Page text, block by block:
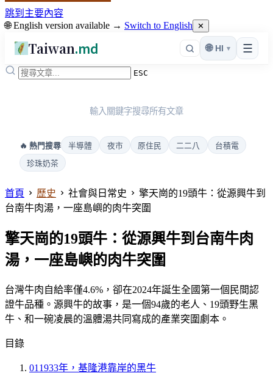
跳到主要內容
🌐 English version available → Switch to English ✕
Taiwan.md ☰
🌐 HI ▾
ESC
輸入關鍵字搜尋所有文章
🔥 熱門搜尋 半導體 夜市 原住民 二二八
台積電
珍珠奶茶
首頁 歷史 社會與日常史
擎天崗的19頭牛：從源興牛到
台南牛肉湯，一座島嶼的肉牛突圍
擎天崗的19頭牛：從源興牛到台南牛肉
湯，一座島嶼的肉牛突圍
台灣牛肉自給率僅4.6%，卻在2024年誕生全國第一個民間認
證牛品種。源興牛的故事，是一個94歲的老人、19頭野生黑
牛、和一碗凌晨的溫體湯共同寫成的產業突圍劇本。
目錄
01 1933年，基隆港靠岸的黑牛